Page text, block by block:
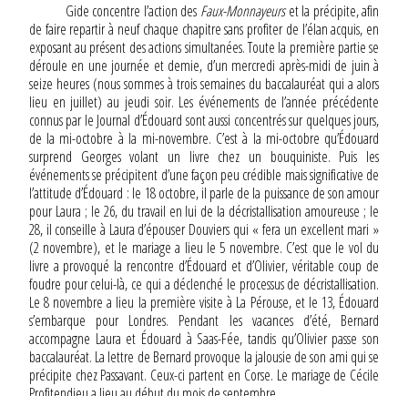
Gide concentre l’action des Faux-Monnayeurset la précipite, afin
de faire repartir à neuf chaque chapitre sans profiter de l’élan acquis, en
exposant au présent des actions simultanées. Toute la première partie se
déroule en une journée et demie, d’un mercredi après-midi de juin à
seize heures (nous sommes à trois semaines du baccalauréat qui a alors
lieu en juillet) au jeudi soir. Les événements de l’année précédente
connus par le Journal d’Édouard sont aussi concentrés sur quelques jours,
de la mi-octobre à la mi-novembre. C’est à la mi-octobre qu’Édouard
surprend Georges volant un livre chez un bouquiniste. Puis les
événements se précipitent d’une façon peu crédible mais significative de
l’attitude d’Édouard : le 18 octobre, il parle de la puissance de son amour
pour Laura ; le 26, du travail en lui de la décristallisation amoureuse ; le
28, il conseille à Laura d’épouser Douviers qui « fera un excellent mari »
(2 novembre), et le mariage a lieu le 5 novembre. C’est que le vol du
livre a provoqué la rencontre d’Édouard et d’Olivier, véritable coup de
foudre pour celui-là, ce qui a déclenché le processus de décristallisation.
Le 8 novembre a lieu la première visite à La Pérouse, et le 13, Édouard
s’embarque pour Londres. Pendant les vacances d’été, Bernard
accompagne Laura et Édouard à Saas-Fée, tandis qu’Olivier passe son
baccalauréat. La lettre de Bernard provoque la jalousie de son ami qui se
précipite chez Passavant. Ceux-ci partent en Corse. Le mariage de Cécile